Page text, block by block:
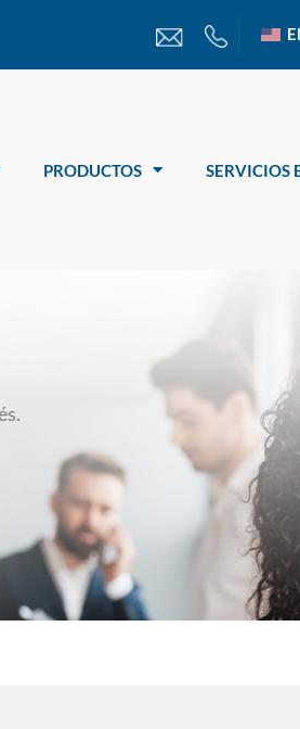
PRODUCTOS SERVICIOS